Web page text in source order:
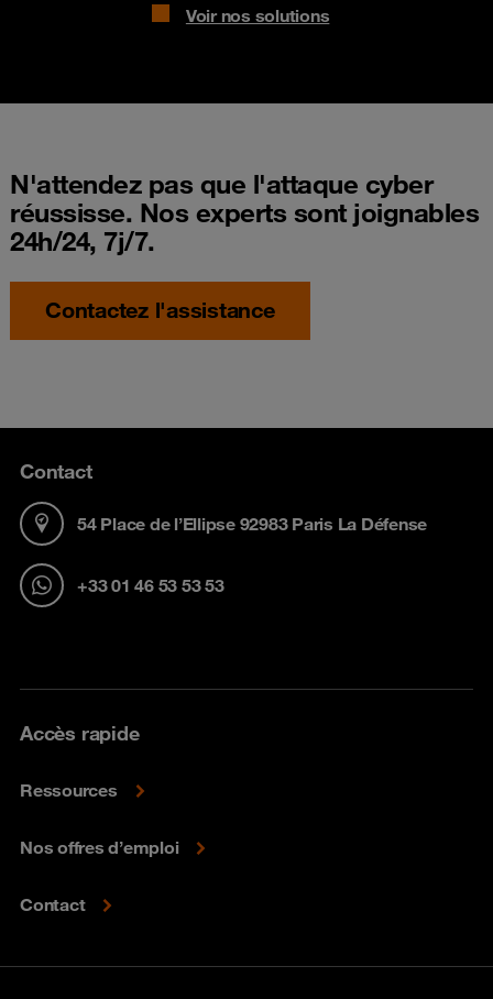
Voir nos solutions
N'attendez pas que l'attaque cyber
réussisse. Nos experts sont joignables
24h/24, 7j/7.
Contactez l'assistance
Contact
54 Place de l’Ellipse 92983 Paris La Défense
+33 01 46 53 53 53
Accès rapide
Ressources
Nos offres d’emploi
Contact